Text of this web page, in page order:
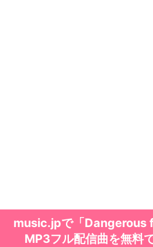
music.jpで「Dangerous
MP3フル配信曲を無料